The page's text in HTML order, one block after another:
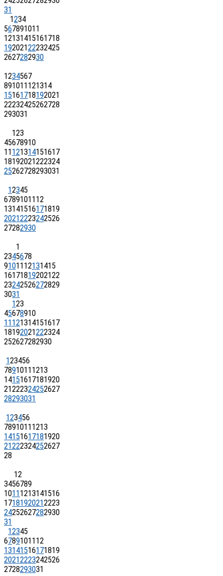
31
1234
567891011
12131415161718
19202122232425
2627282930
1234567
891011 121314
15161718192021
22232425262728
293031
123
45678910
11 121314151617
18192021222324
25262728293031
12345
67891011 12
13141516171819
20212223242526
27282930
1
2345678
91011 12131415
16171819202122
23242526272829
3031
123
45678910
11 121314151617
18192021222324
252627282930
123456
7891011 1213
14151617181920
21222324252627
28293031
123456
7891011 1213
14151617181920
21222324252627
28
12
3456789
1011 1213141516
17181920212223
24252627282930
31
12345
67891011 12
13141516171819
20212223242526
2728293031